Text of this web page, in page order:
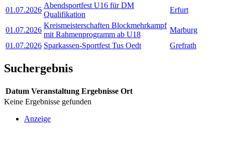
01.07.2026
Abendsportfest U16 für DM
Qualifikation
Erfurt
01.07.2026
Kreismeisterschaften Blockmehrkampf
mit Rahmenprogramm ab U18
Marburg
01.07.2026 Sparkassen-Sportfest Tus Oedt Grefrath
Suchergebnis
Datum Veranstaltung Ergebnisse Ort
Keine Ergebnisse gefunden
Anzeige